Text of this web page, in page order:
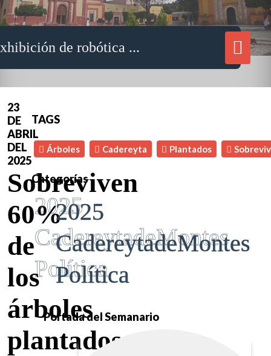
Compartir
23
DE
ABRIL
DEL
2025
Sobreviven
60%
de
los
árboles
plantados
TAGS
Árboles Cadereyta Plantados
Categorías
2025
2025
CadereytadeMontes
CadereytadeMontes
Política
Política
Portada del Semanario